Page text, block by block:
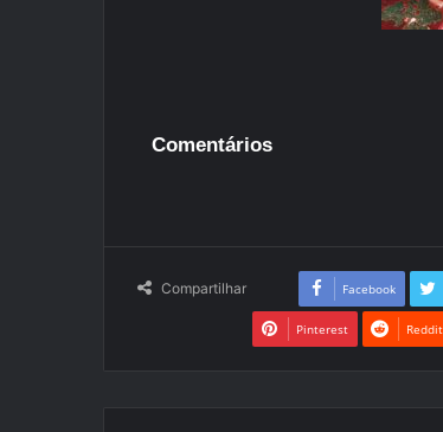
Comentários
Compartilhar Facebook
Pinterest Reddit